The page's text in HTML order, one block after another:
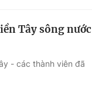
Tây sông nước
- các thành viên đã